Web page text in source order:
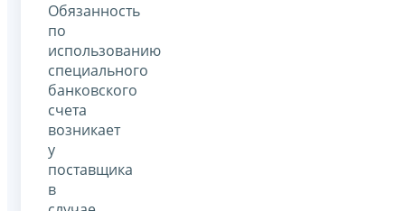
Обязанность
по
использованию
специального
банковского
счета
возникает
у
поставщика
в